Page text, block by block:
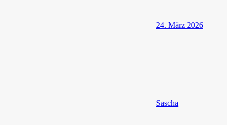
24. März 2026
Sascha